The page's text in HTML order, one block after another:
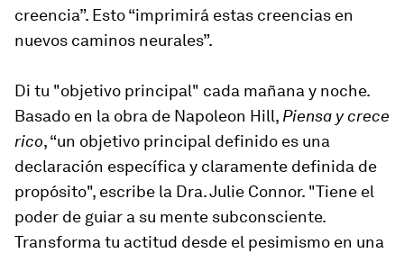
creencia”. Esto “imprimirá estas creencias en
nuevos caminos neurales”.
Di tu "objetivo principal" cada mañana y noche.
Basado en la obra de Napoleon Hill, Piensa y crece
rico, “un objetivo principal definido es una
declaración específica y claramente definida de
propósito", escribe la Dra. Julie Connor. "Tiene el
poder de guiar a su mente subconsciente.
Transforma tu actitud desde el pesimismo en una